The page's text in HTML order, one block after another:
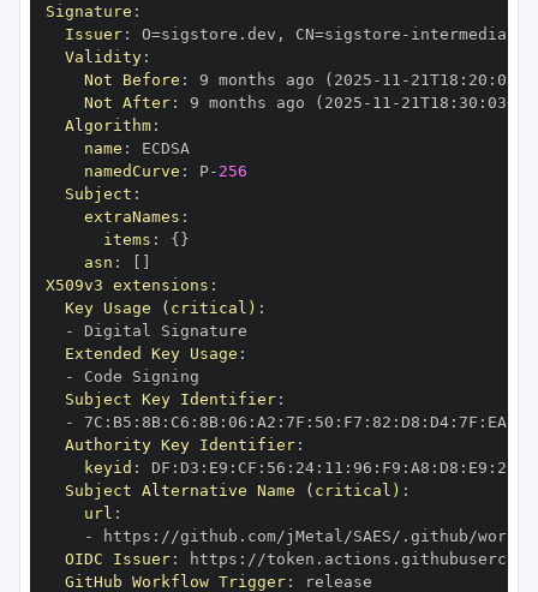
Signature :
Issuer: O=sigstore.dev , CN=sigstore -
Validity:
Not Before : 9 months ago (2025 - 11 - 21T18 : 20 :
Not After: 9 months ago (2025 - 11 - 21T18 : 30 : 03+00
Algorithm:
name :
namedCurve : P- 256
Subject :
extraNames :
items : { }
asn :
X509v3 extensions :
Key Usage (critical) :
-
Extended Key Usage :
-
Subject Key Identifier:
-
7C : B5 : 8B: C6 : 8B: 06 : A2 : 7F : 50 : F7 : 82 : D8 : D4: 7F : EA
Authority Key Identifier:
keyid : DF : D3 : E9 : CF : 56 : 24: 11 : 96 : F9 : A8 : D8 : E9 : 28
Subject Alternative Name (critical) :
url :
-
https :
OIDC Issuer: https :
GitHub Workflow Trigger: